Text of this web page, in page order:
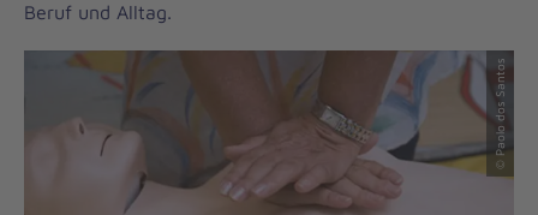
Beruf und Alltag.
© Paolo dos Santos